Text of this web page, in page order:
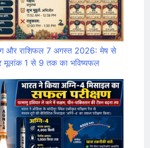
और राशिफल 7 अगस्त 2026: मेष से
मूलांक 1 से 9 तक का भविष्यफल